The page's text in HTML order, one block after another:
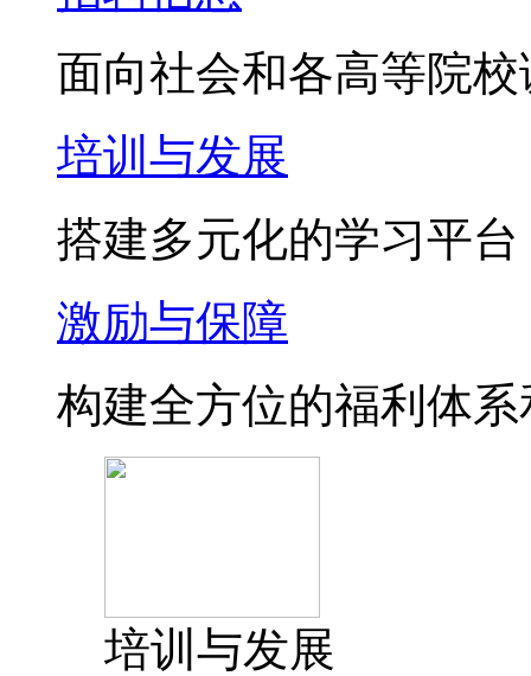
面向社会和各高等院
培训与发展
搭建多元化的学习平
激励与保障
构建全方位的福利体
培训与发展